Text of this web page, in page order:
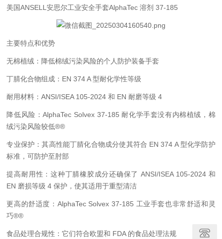
美国ANSELL安思尔工业安全手套AlphaTec 溶剂 37-185
主要特点和优势
无棉植绒：降低棉绒污染风险的个人防护装备手套
丁腈化合物组成：EN 374 A 型耐化学性等级
耐用材料：ANSI/ISEA 105-2024 和 EN 耐磨等级 4
降低风险：AlphaTec Solvex 37-185 耐化学手套没有内棉植绒，棉
绒污染风险较低®®
专业保护：其高性能丁腈化合物成分使其符合 EN 374 A 型化学防护
标准，可防护至肘部
提高耐用性：这种丁腈橡胶成分还确保了 ANSI/ISEA 105-2024 和
EN 磨损等级 4 保护，使其适用于重型清洁
更高的舒适度：AlphaTec Solvex 37-185 工业手套也非常舒适和灵
巧®®
食品处理合规性：它们符合欧盟和 FDA 的食品处理法规